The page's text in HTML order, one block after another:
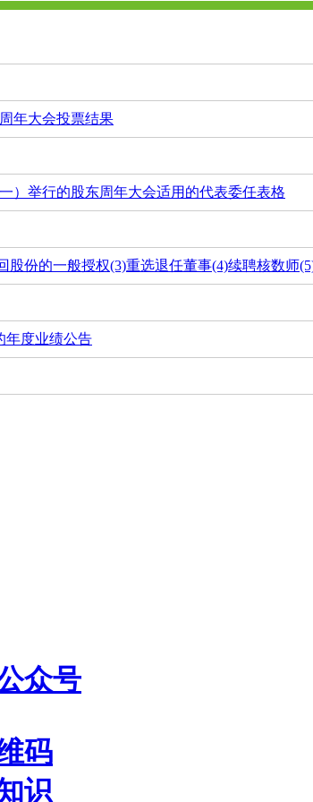
年大会投票结果
）举行的股东周年大会适用的代表委任表格
股份的一般授权(3)重选退任董事(4)续聘核数师
年度业绩公告
众号
码
识